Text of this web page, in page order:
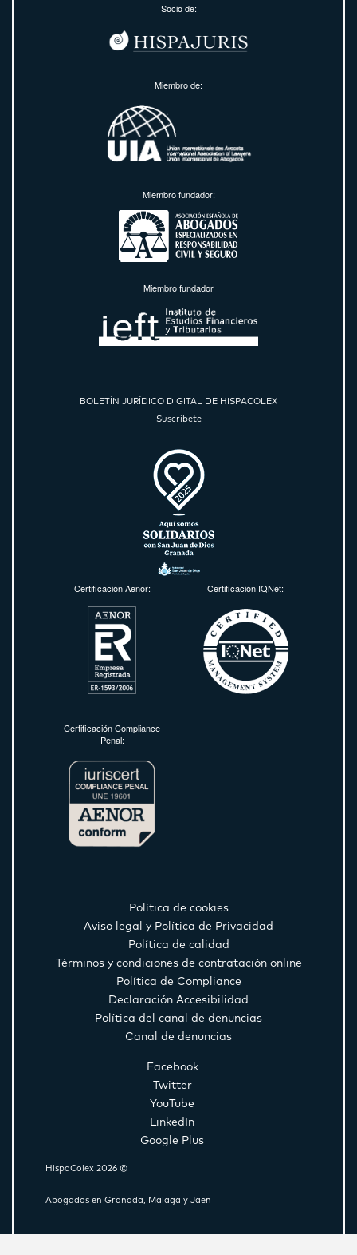
Socio de:
Miembro de:
Miembro fundador:
Miembro fundador
BOLETÍN JURÍDICO DIGITAL DE HISPACOLEX
Suscríbete
Certificación Aenor: Certificación IQNet:
Certificación Compliance
Penal:
Política de cookies
Aviso legal y Política de Privacidad
Política de calidad
Términos y condiciones de contratación online
Política de Compliance
Declaración Accesibilidad
Política del canal de denuncias
Canal de denuncias
Facebook
Twitter
YouTube
LinkedIn
Google Plus
HispaColex 2026 ©
Abogados en Granada, Málaga y Jaén